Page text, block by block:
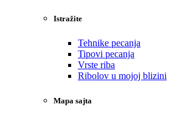
Istražite
Tehnike pecanja
Tipovi pecanja
Vrste riba
Ribolov u mojoj blizini
Mapa sajta